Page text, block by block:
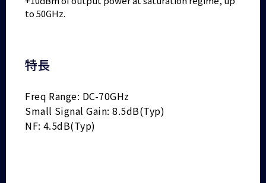
to 50GHz.
特長
Freq Range: DC-70GHz
Small Signal Gain: 8.5dB(Typ)
NF: 4.5dB(Typ)